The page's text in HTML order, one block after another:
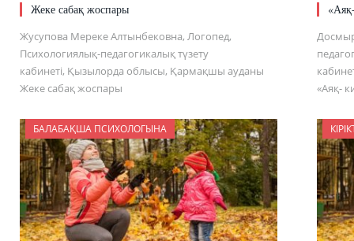
Жеке сабақ жоспары
Жусупова Мереке Алтынбековна, Логопед,
Психологиялық-педагогикалық түзету
кабинеті, Қызылорда облысы, Қармақшы ауданы
Жеке сабақ жоспары
«Аяқ-
БАЛАБАҚША ПСИХОЛОГЫНА